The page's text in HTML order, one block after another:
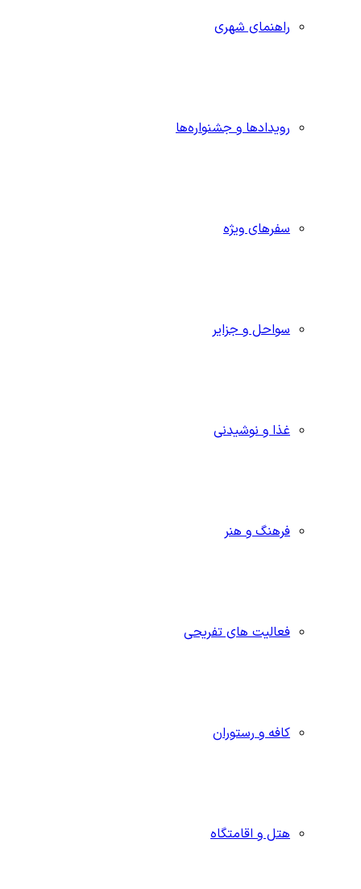
راهنمای شهری
رویدادها و جشنواره‌ها
سفرهای ویژه
سواحل و جزایر
غذا و نوشیدنی
فرهنگ و هنر
فعالیت های تفریحی
کافه و رستوران
هتل و اقامتگاه